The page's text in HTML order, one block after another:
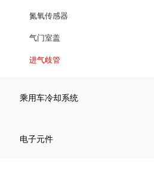
氮氧传感器
气门室盖
进气歧管
乘用车冷却系统
电子元件